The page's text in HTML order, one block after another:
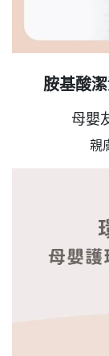
胺基酸
母嬰
親